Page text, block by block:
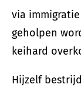
via
geholpen
keihard
Hijzelf